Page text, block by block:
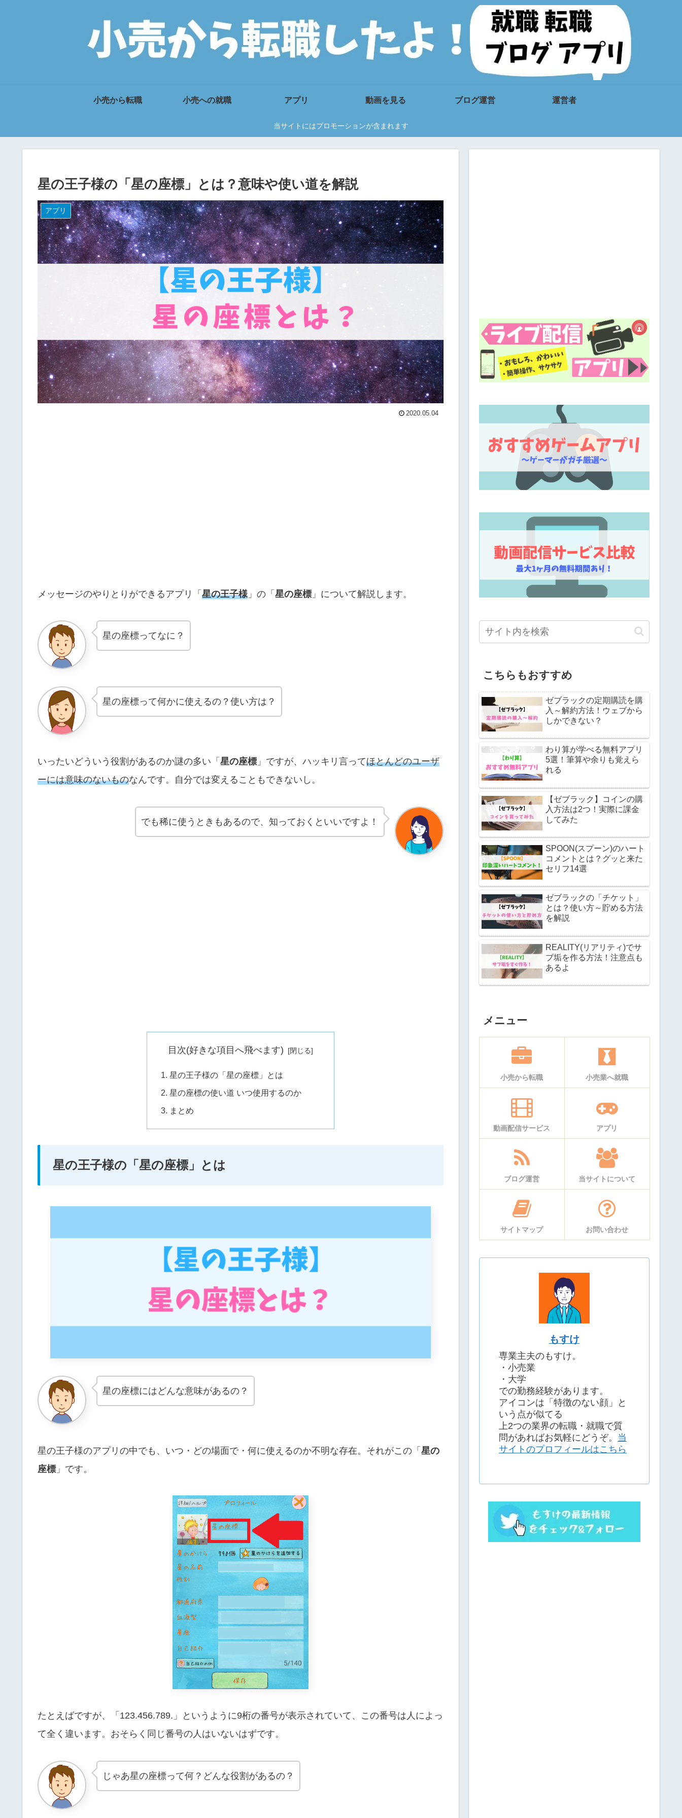
小売から転職 小売への就職 アプリ 動画を見る ブログ運営 運営者
当サイトにはプロモーションが含まれます
星の王子様の「星の座標」とは？意味や使い道を解説
アプリ
2020.05.04
メッセージのやりとりができるアプリ「 星の王子様 」の「 星の座標 」について解説します。
星の座標ってなに？
星の座標って何かに使えるの？使い方は？
いったいどういう役割があるのか謎の多い「 星の座標 」ですが、ハッキリ言ってほとんどのユーザ
ーには意味のないものなんです。自分では変えることもできないし。
でも稀に使うときもあるので、知っておくといいですよ！
目次(好きな項目へ飛べます)
星の王子様の「星の座標」とは
星の座標の使い道 いつ使用するのか
まとめ
星の王子様の「星の座標」とは
星の座標にはどんな意味があるの？
星の王子様のアプリの中でも、いつ・どの場面で・何に使えるのか不明な存在。それがこの「 星の
座標 」です。
たとえばですが、「123.456.789.」というように9桁の番号が表示されていて、この番号は人によっ
て全く違います。おそらく同じ番号の人はいないはずです。
じゃあ星の座標って何？どんな役割があるの？
こちらもおすすめ
ゼブラックの定期購読を購
入～解約方法！ウェブから
しかできない？
わり算が学べる無料アプリ
5選！筆算や余りも覚えら
れる
【ゼブラック】コインの購
入方法は2つ！実際に課金
してみた
SPOON(スプーン)のハート
コメントとは？グッと来た
セリフ14選
ゼブラックの「チケット」
とは？使い方～貯める方法
を解説
REALITY(リアリティ)でサ
ブ垢を作る方法！注意点も
あるよ
メニュー
小売から転職 小売業へ就職
動画配信サービス アプリ
ブログ運営 当サイトについて
サイトマップ お問い合わせ
もすけ
専業主夫のもすけ。
・小売業
・大学
での勤務経験があります。
アイコンは「特徴のない顔」と
いう点が似てる
上2つの業界の転職・就職で質
問があればお気軽にどうぞ。 当
サイトのプロフィールはこちら